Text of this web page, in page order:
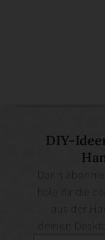
DIY-
deinen